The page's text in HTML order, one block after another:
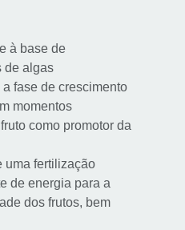
à base de
de algas
fase de crescimento
momentos
como promotor da
uma fertilização
de energia para a
dos frutos, bem